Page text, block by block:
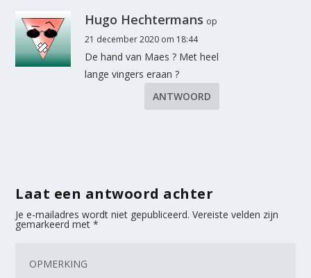
Hugo Hechtermans op
21 december 2020 om 18:44
De hand van Maes ? Met heel
lange vingers eraan ?
ANTWOORD
Laat een antwoord achter
Je e-mailadres wordt niet gepubliceerd. Vereiste velden zijn
gemarkeerd met*